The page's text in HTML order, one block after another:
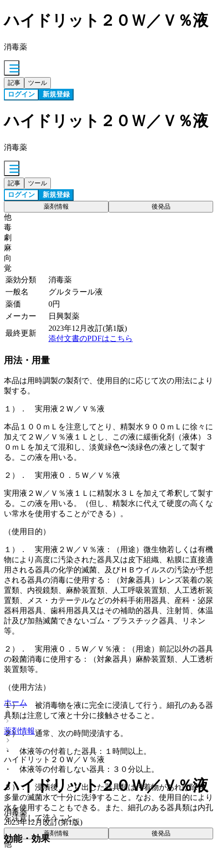
ハイドリット２０Ｗ／Ｖ％液
消毒薬
記事 ツール
ログイン 新規登録
ハイドリット２０Ｗ／Ｖ％液
消毒薬
記事 ツール
ログイン 新規登録
薬剤情報 後発品
他
毒
劇
麻
向
覚
薬効分類
消毒薬
一般名
グルタラール液
薬価
0円
メーカー
日興製薬
最終更新
2023年12月改訂(第1版)
添付文書のPDFはこちら
用法・用量
本品は用時調製の製剤で、使用目的に応じて次の用法により
製する。
１）． 実用液２Ｗ／Ｖ％液
本品１００ｍＬを注意してとり、精製水９００ｍＬに徐々に
加えて２Ｗ／Ｖ％液１Ｌとし、この液に緩衝化剤（液体）３
０ｍＬを加えて混和し、淡黄緑色〜淡緑色の液として製す
る。この液を用いる。
２）． 実用液０．５Ｗ／Ｖ％液
実用液２Ｗ／Ｖ％液１Ｌに精製水３Ｌを加えて希釈して製す
る。この液を用いる。（但し、精製水に代えて硬度の高くな
い常水を使用することができる）。
（使用目的）
１）． 実用液２Ｗ／Ｖ％液：（用途）微生物若しくは有機
物により高度に汚染された器具又は皮下組織、粘膜に直接適
用される器具の化学的滅菌、及びＨＢウイルスの汚染が予想
される器具の消毒に使用する：（対象器具）レンズ装着の装
置類、内視鏡類、麻酔装置類、人工呼吸装置類、人工透析装
置類、メス・カテーテルなどの外科手術用器具、産科・泌尿
器科用器具、歯科用器具又はその補助的器具、注射筒、体温
計及び加熱滅菌できないゴム・プラスチック器具、リネン
等。
２）． 実用液０．５Ｗ／Ｖ％液：（用途）前記以外の器具
の殺菌消毒に使用する：（対象器具）麻酔装置類、人工透析
装置類等。
（使用方法）
１）． 被消毒物を液に完全に浸漬して行う。細孔のある器
具類は注意して液と十分に接触させること。
２）． 通常、次の時間浸漬する。
・ 体液等の付着した器具：１時間以上。
・ 体液等の付着しない器具：３０分以上。
３）． 浸漬後、とり出した器具類は付着物があれば除き、
多量の滅菌水で十分に洗浄すること。なお、使用目的により
水を使用することもできる。また、細孔のある器具類は内孔
を注意して洗うこと。
効能・効果
ホーム
薬剤情報
ハイドリット２０Ｗ／Ｖ％液
ハイドリット２０Ｗ／Ｖ％液
消毒薬
2023年12月改訂(第1版)
薬剤情報 後発品
他